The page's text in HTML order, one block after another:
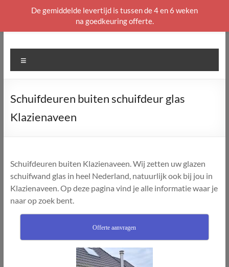
naar
Schuifdeuren buiten schuifdeur glas
Klazienaveen
Schuifdeuren buiten Klazienaveen. Wij zetten uw glazen
schuifwand glas in heel Nederland, natuurlijk ook bij jou in
Klazienaveen. Op deze pagina vind je alle informatie waar je
naar op zoek bent.
Offerte aanvragen
De gemiddelde levertijd is tussen de 4 en 6 weken
na goedkeuring offerte.